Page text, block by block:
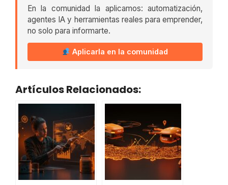
En la comunidad la aplicamos: automatización,
agentes IA y herramientas reales para emprender,
no solo para informarte.
Aplicarla en la comunidad
Artículos Relacionados: